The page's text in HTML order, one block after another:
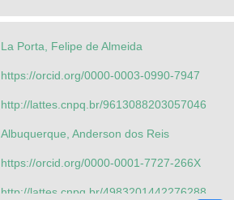
La Porta, Felipe de Almeida
https://orcid.org/0000-0003-0990-7947
http://lattes.cnpq.br/9613088203057046
Albuquerque, Anderson dos Reis
https://orcid.org/0000-0001-7727-266X
http://lattes.cnpq.br/4983201442276288